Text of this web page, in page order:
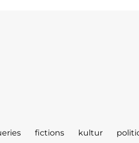
fictions kultur